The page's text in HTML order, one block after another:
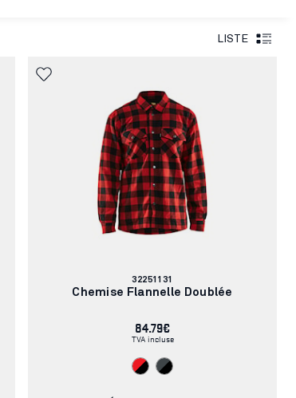
LISTE
Numéro
d'article:
32251131
Chemise Flannelle Doublée
84.79€
TVA incluse